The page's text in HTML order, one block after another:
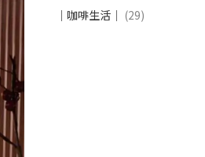
｜咖啡生活｜ (29)